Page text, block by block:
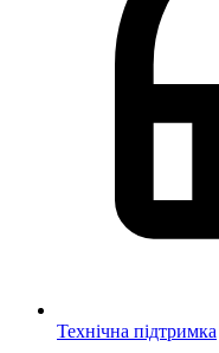
Технічна підтримка